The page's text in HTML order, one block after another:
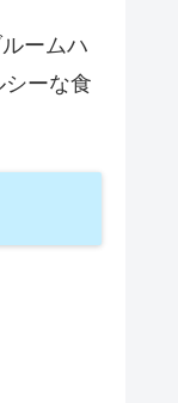
ームハ
ーな食